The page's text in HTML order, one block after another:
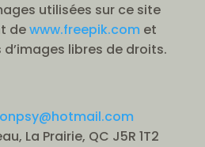
utilisées sur ce site
dewww.freepik.com et
libres de droits.
La Prairie, QC J5R 1T2